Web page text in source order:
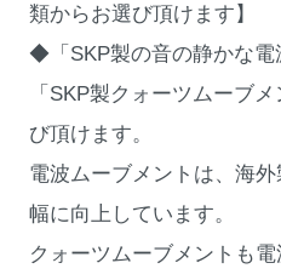
類からお選び頂けます】
◆「SKP製の音の静かな電
「SKP製クォーツムーブ
び頂けます。
電波ムーブメントは、海
幅に向上しています。
クォーツムーブメントも